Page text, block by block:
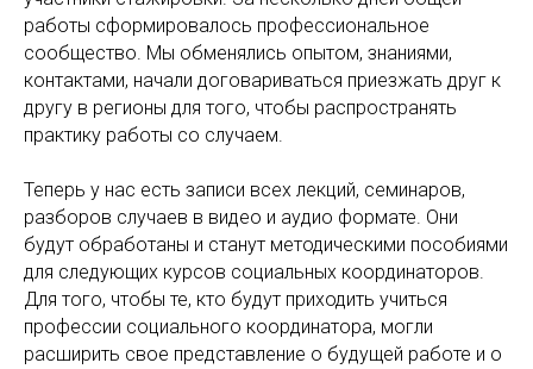
работы сформировалось профессиональное
сообщество. Мы обменялись опытом, знаниями,
контактами, начали договариваться приезжать друг к
другу в регионы для того, чтобы распространять
практику работы со случаем.
Теперь у нас есть записи всех лекций, семинаров,
разборов случаев в видео и аудио формате. Они
будут обработаны и станут методическими пособиями
для следующих курсов социальных координаторов.
Для того, чтобы те, кто будут приходить учиться
профессии социального координатора, могли
расширить свое представление о будущей работе и о